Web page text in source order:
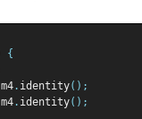
{
m4. identity();
m4. identity();